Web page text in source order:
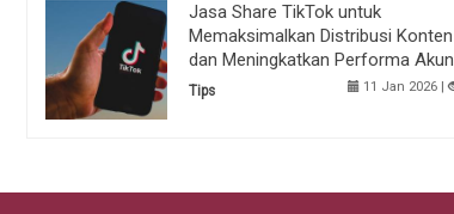
Jasa Share TikTok untuk
Memaksimalkan Distribusi Konten
dan Meningkatkan Performa Akun
Tips 11 Jan 2026 |